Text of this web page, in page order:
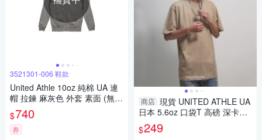
3521301-006 鞋款
United Athle 10oz 純棉 UA 連
帽 拉鍊 麻灰色 外套 素面 (無刷
毛) 3521301-006
$740
券
商店 現貨 UNITED ATHLE UA
日本 5.6oz 口袋T 高磅 深卡其
短T 男女 (布魯克林) 35006015
37
$249